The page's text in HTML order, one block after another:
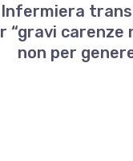
Infermiera
“gravi carenze
non per